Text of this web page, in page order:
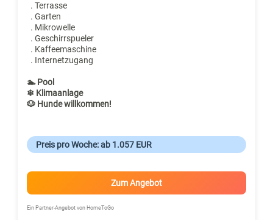
. Terrasse
. Garten
. Mikrowelle
. Geschirrspueler
. Kaffeemaschine
. Internetzugang
🏊 Pool
❄ Klimaanlage
🐶 Hunde willkommen!
Preis pro Woche: ab 1.057 EUR
Zum Angebot
Ein Partner-Angebot von HomeToGo